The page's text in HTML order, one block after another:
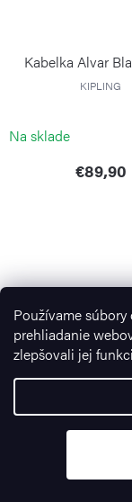
Používame
prehliadanie
zlepšovali jej
Kabelka Alvar
KIPLING
Na sklade
€89,90
Kabelka Art Mini
KIPLING
Na sklade